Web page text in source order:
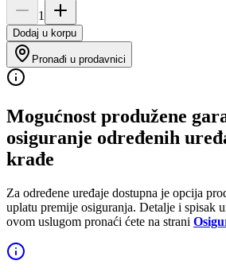
1
Dodaj u korpu
Pronađi u prodavnici
Mogućnost produžene
osiguranje određenih
krađe
Za određene uređaje dostupna je opcija
uplatu premije osiguranja. Detalje i spisak
ovom uslugom pronaći ćete na strani